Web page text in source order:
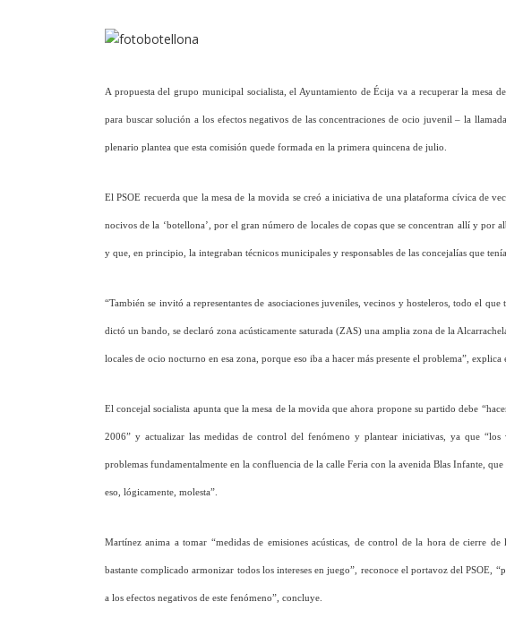
A propuesta del grupo municipal socialista, el Ayuntamiento de Écija va a recuperar la mesa
para buscar solución a los efectos negativos de las concentraciones de ocio juvenil – la
plenario plantea que esta comisión quede formada en la primera quincena de julio.
El PSOE recuerda que la mesa de la movida se creó a iniciativa de una plataforma cívica de
nocivos de la ‘botellona’, por el gran número de locales de copas que se concentran allí y por
y que, en principio, la integraban técnicos municipales y responsables de las concejalías que
“También se invitó a representantes de asociaciones juveniles, vecinos y hosteleros, todo el
dictó un bando, se declaró zona acústicamente saturada (ZAS) una amplia zona de la
locales de ocio nocturno en esa zona, porque eso iba a hacer más presente el problema”,
El concejal socialista apunta que la mesa de la movida que ahora propone su partido debe
2006” y actualizar las medidas de control del fenómeno y plantear iniciativas, ya que “los
problemas fundamentalmente en la confluencia de la calle Feria con la avenida Blas Infante,
eso, lógicamente, molesta”.
Martínez anima a tomar “medidas de emisiones acústicas, de control de la hora de cierre
bastante complicado armonizar todos los intereses en juego”, reconoce el portavoz del PSOE,
a los efectos negativos de este fenómeno”, concluye.